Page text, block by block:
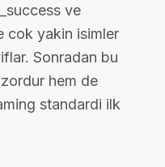
ve
cok yakin isimler
Sonradan bu
hem de
standardi ilk